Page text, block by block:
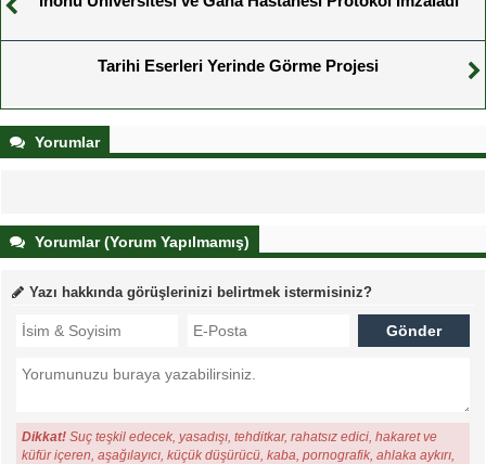
Tarihi Eserleri Yerinde Görme Projesi
Yorumlar
Yorumlar (Yorum Yapılmamış)
Yazı hakkında görüşlerinizi belirtmek istermisiniz?
Dikkat! Suç teşkil edecek, yasadışı, tehditkar, rahatsız edici, hakaret ve
küfür içeren, aşağılayıcı, küçük düşürücü, kaba, pornografik, ahlaka aykırı,